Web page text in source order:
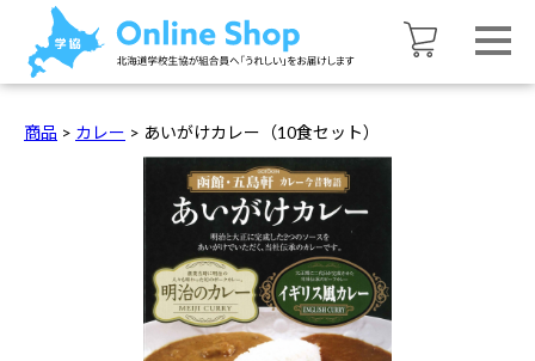
商品 > カレー > あいがけカレー（10食セット）